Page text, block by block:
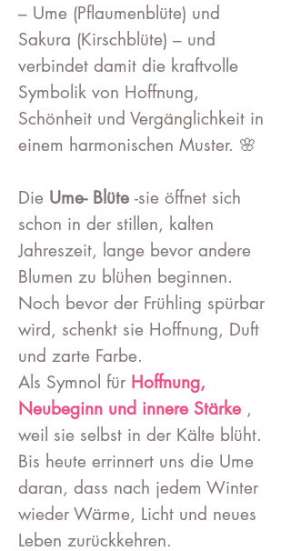
– Ume (Pflaumenblüte) und
Sakura (Kirschblüte) – und
verbindet damit die kraftvolle
Symbolik von Hoffnung,
Schönheit und Vergänglichkeit in
einem harmonischen Muster. 🌸
Die Ume- Blüte -sie öffnet sich
schon in der stillen, kalten
Jahreszeit, lange bevor andere
Blumen zu blühen beginnen.
Noch bevor der Frühling spürbar
wird, schenkt sie Hoffnung, Duft
und zarte Farbe.
Als Symnol für Hoffnung,
Neubeginn und innere Stärke ,
weil sie selbst in der Kälte blüht.
Bis heute errinnert uns die Ume
daran, dass nach jedem Winter
wieder Wärme, Licht und neues
Leben zurückkehren.